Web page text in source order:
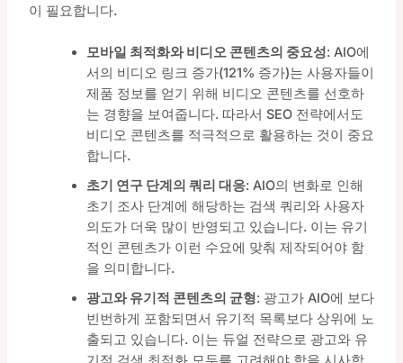
이 필요합니다.
모바일 최적화와 비디오 콘텐츠의 중요성: AIO에
서의 비디오 링크 증가(121% 증가)는 사용자들이
제품 정보를 얻기 위해 비디오 콘텐츠를 선호하
는 경향을 보여줍니다. 따라서 SEO 전략에서도
비디오 콘텐츠를 적극적으로 활용하는 것이 중요
합니다.
초기 연구 단계의 쿼리 대응: AIO의 변화로 인해
초기 조사 단계에 해당하는 검색 쿼리와 사용자
의도가 더욱 많이 반영되고 있습니다. 이는 유기
적인 콘텐츠가 이런 수요에 맞춰 제작되어야 함
을 의미합니다.
광고와 유기적 콘텐츠의 균형: 광고가 AIO에 보다
빈번하게 포함되면서 유기적 목록보다 상위에 노
출되고 있습니다. 이는 듀얼 전략으로 광고와 유